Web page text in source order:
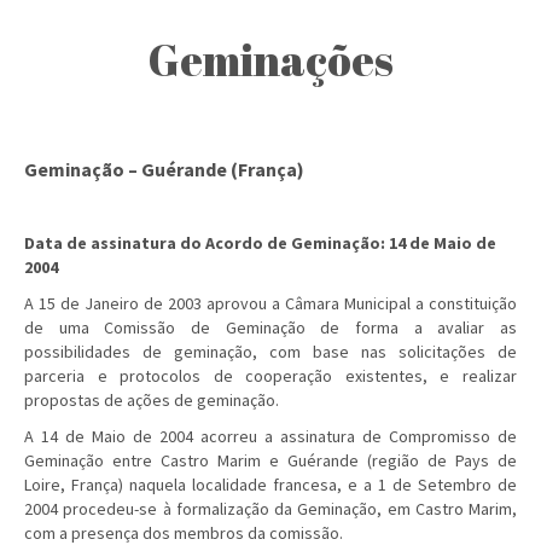
Geminações
Geminação – Guérande (França)
Data de assinatura do Acordo de Geminação: 14 de Maio de
2004
A 15 de Janeiro de 2003 aprovou a Câmara Municipal a constituição
de uma Comissão de Geminação de forma a avaliar as
possibilidades de geminação, com base nas solicitações de
parceria e protocolos de cooperação existentes, e realizar
propostas de ações de geminação.
A 14 de Maio de 2004 acorreu a assinatura de Compromisso de
Geminação entre Castro Marim e Guérande (região de Pays de
Loire, França) naquela localidade francesa, e a 1 de Setembro de
2004 procedeu-se à formalização da Geminação, em Castro Marim,
com a presença dos membros da comissão.